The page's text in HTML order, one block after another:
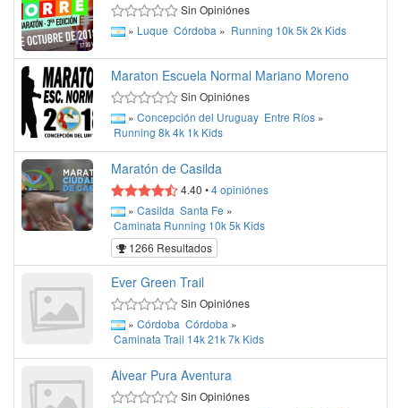
Sin Opiniónes
» Luque Córdoba » Running 10k5k2k Kids
Maraton Escuela Normal Mariano Moreno
Sin Opiniónes
» Concepción del Uruguay Entre Ríos »
Running 8k4k 1k Kids
Maratón de Casilda
4.40 •4opiniónes
» Casilda Santa Fe »
Caminata Running 10k5k Kids
1266 Resultados
Ever Green Trail
Sin Opiniónes
» Córdoba Córdoba »
Caminata Trail 14k21k7k Kids
Alvear Pura Aventura
Sin Opiniónes